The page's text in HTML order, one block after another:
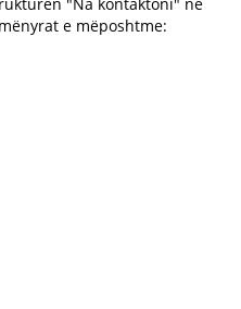
e mëposhtme: